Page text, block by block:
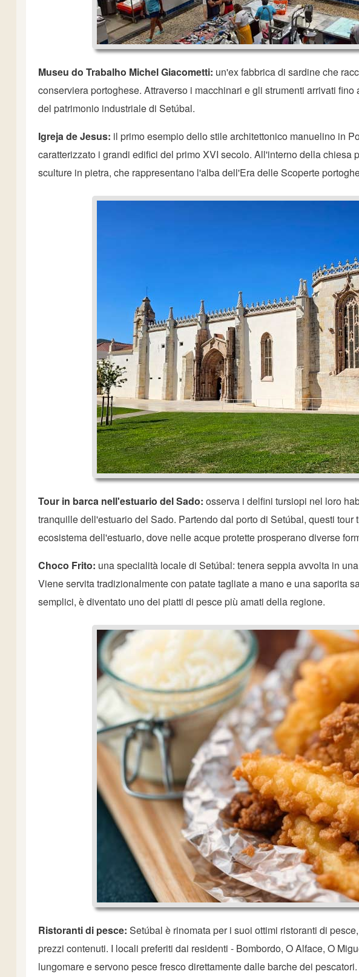
Museu do Trabalho Michel Giacometti: un'ex fabbrica di sardine che
conserviera portoghese. Attraverso i macchinari e gli strumenti arrivati
del patrimonio industriale di Setúbal.
Igreja de Jesus: il primo esempio dello stile architettonico manuelino in
caratterizzato i grandi edifici del primo XVI secolo. All'interno della chiesa
sculture in pietra, che rappresentano l'alba dell'Era delle Scoperte
Tour in barca nell'estuario del Sado: osserva i delfini tursiopi nel loro
tranquille dell'estuario del Sado. Partendo dal porto di Setúbal, questi tour
ecosistema dell'estuario, dove nelle acque protette prosperano diverse
Choco Frito: una specialità locale di Setúbal: tenera seppia avvolta in
Viene servita tradizionalmente con patate tagliate a mano e una saporita
semplici, è diventato uno dei piatti di pesce più amati della regione.
Ristoranti di pesce: Setúbal è rinomata per i suoi ottimi ristoranti di
prezzi contenuti. I locali preferiti dai residenti - Bombordo, O Alface, O
lungomare e servono pesce fresco direttamente dalle barche dei pescatori.